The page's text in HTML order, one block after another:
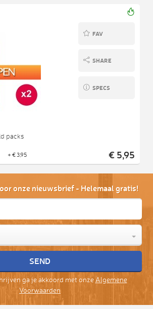
FAV
SHARE
SPECS
packs
+ € 3,95 € 5,95
onze nieuwsbrief - Helemaal gratis!
ga je akkoord met onze Algemene
Voorwaarden